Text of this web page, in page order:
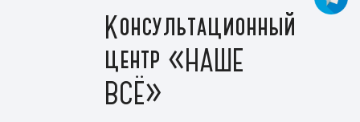
Консультационный
центр «НАШЕ
ВСЁ»